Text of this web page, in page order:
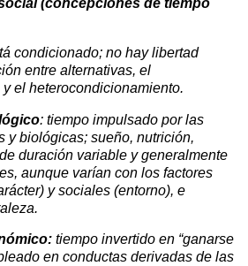
(concepciones de tiempo
condicionado; no hay libertad
entre alternativas, el
el heterocondicionamiento.
: tiempo impulsado por las
y biológicas; sueño, nutrición,
duración variable y generalmente
aunque varían con los factores
y sociales (entorno), e
tiempo invertido en “ganarse
en conductas derivadas de las